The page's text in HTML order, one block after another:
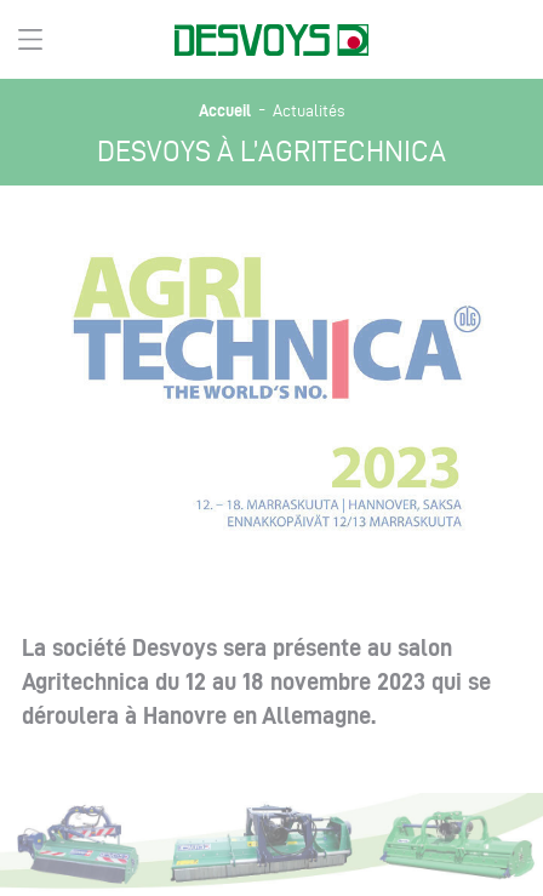
Accueil - Actualités
DESVOYS À L’AGRITECHNICA
La société Desvoys sera présente au salon
Agritechnica du 12 au 18 novembre 2023 qui se
déroulera à Hanovre en Allemagne.